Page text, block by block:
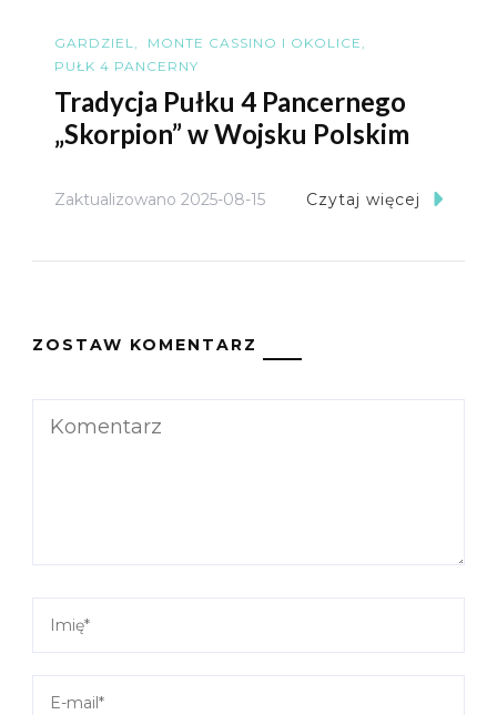
GARDZIEL
MONTE CASSINO I OKOLICE
PUŁK 4 PANCERNY
Tradycja Pułku 4 Pancernego
„Skorpion” w Wojsku Polskim
Zaktualizowano 2025-08-15 Czytaj więcej
ZOSTAW KOMENTARZ